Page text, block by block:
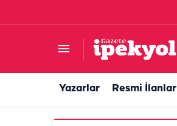
Yazarlar Resmi İlanlar